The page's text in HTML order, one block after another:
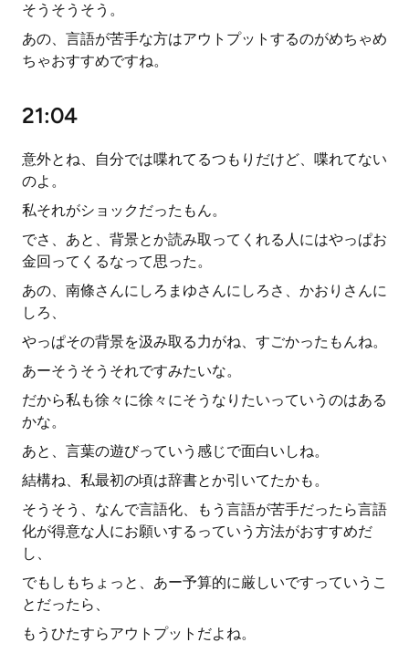
そうそうそう。
あの、言語が苦手な方はアウトプットするのがめちゃめ
ちゃおすすめですね。
21:04
意外とね、自分では喋れてるつもりだけど、喋れてない
のよ。
私それがショックだったもん。
でさ、あと、背景とか読み取ってくれる人にはやっぱお
金回ってくるなって思った。
あの、南條さんにしろまゆさんにしろさ、かおりさんに
しろ、
やっぱその背景を汲み取る力がね、すごかったもんね。
あーそうそうそれですみたいな。
だから私も徐々に徐々にそうなりたいっていうのはある
かな。
あと、言葉の遊びっていう感じで面白いしね。
結構ね、私最初の頃は辞書とか引いてたかも。
そうそう、なんで言語化、もう言語が苦手だったら言語
化が得意な人にお願いするっていう方法がおすすめだ
し、
でもしもちょっと、あー予算的に厳しいですっていうこ
とだったら、
もうひたすらアウトプットだよね。